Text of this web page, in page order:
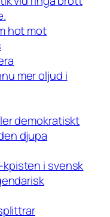
hot mot
mer oljud i
demokratiskt
djupa
i svensk